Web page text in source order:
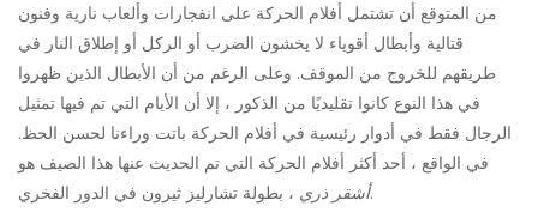
من المتوقع أن تشتمل أفلام الحركة على انفجارات وألعاب نارية وفنون
قتالية وأبطال أقوياء لا يخشون الضرب أو الركل أو إطلاق النار في
طريقهم للخروج من الموقف. وعلى الرغم من أن الأبطال الذين ظهروا
في هذا النوع كانوا تقليديًا من الذكور ، إلا أن الأيام التي تم فيها تمثيل
الرجال فقط في أدوار رئيسية في أفلام الحركة باتت وراءنا لحسن الحظ.
في الواقع ، أحد أكثر أفلام الحركة التي تم الحديث عنها هذا الصيف هو
أشقر ذري، بطولة تشارليز ثيرون في الدور الفخري.